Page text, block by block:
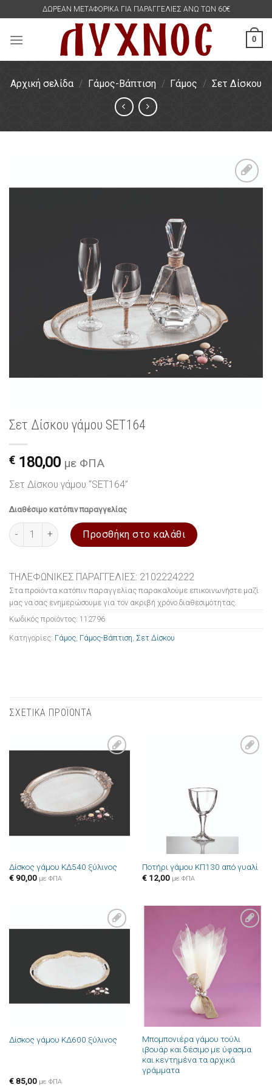
content
ΔΩΡΕΑΝ ΜΕΤΑΦΟΡΙΚΑ ΓΙΑ ΠΑΡΑΓΓΕΛΙΕΣ ΑΝΩ ΤΩΝ 60€
0
Αρχική σελίδα / Γάμος-Βάπτιση / Γάμος / Σετ Δίσκου
Σετ Δίσκου γάμου SET164
€ 180,00 με ΦΠΑ
Σετ Δίσκου γάμου “SET164”
Διαθέσιμο κατόπιν παραγγελίας
Σετ Δίσκου γάμου SET164 ποσότητα
Προσθήκη στο καλάθι
ΤΗΛΕΦΩΝΙΚΕΣ ΠΑΡΑΓΓΕΛΙΕΣ: 2102224222
Στα προϊόντα κατόπιν παραγγελίας παρακαλούμε επικοινωνήστε μαζί
μας να σας ενημερώσουμε για τον ακριβή χρόνο διαθεσιμότητας.
Κωδικός προϊόντος: 112796
Κατηγορίες: Γάμος Γάμος-Βάπτιση Σετ Δίσκου
ΣΧΕΤΙΚΑ ΠΡΟΪΟΝΤΑ
στην λίστα
επιθυμιών
Δίσκος γάμου ΚΔ540 ξύλινος
€90,00 με ΦΠΑ
Ποτήρι γάμου ΚΠ130 από γυαλί
€12,00 με ΦΠΑ
επιθυμιών
Δίσκος γάμου ΚΔ600 ξύλινος
€85,00 με ΦΠΑ
Πρόσθήκη
στην λίστα
επιθυμιών
Μπομπονιέρα γάμου τούλι
ιβουάρ και δέσιμο με ύφασμα
και κεντημένα τα αρχικά
γράμματα